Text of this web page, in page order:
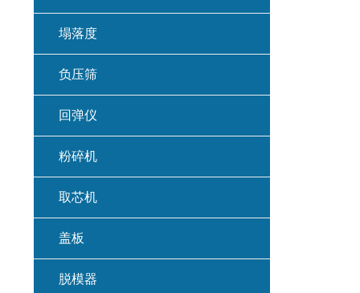
塌落度
负压筛
回弹仪
粉碎机
取芯机
盖板
脱模器